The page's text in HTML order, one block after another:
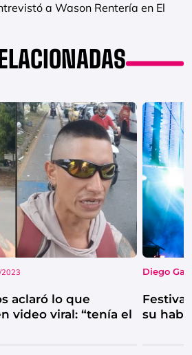
a Wason Rentería en El
aclaró lo que
video viral: “tenía el
Diego
su